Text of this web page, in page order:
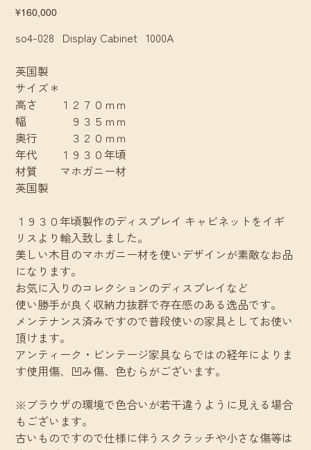
Price
¥160,000
so4-028 Display Cabinet 1000A
英国製
サイズ＊
高さ １２７０ｍｍ
幅 ９３５ｍｍ
奥行 ３２０ｍｍ
年代 １９３０年頃
材質 マホガニー材
英国製
１９３０年頃製作のディスプレイ キャビネットをイギ
リスより輸入致しました。
美しい木目のマホガニー材を使いデザインが素敵なお品
になります。
お気に入りのコレクションのディスプレイなど
使い勝手が良く収納力抜群で存在感のある逸品です。
メンテナンス済みですので普段使いの家具としてお使い
頂けます。
アンティーク・ビンテージ家具ならではの経年によりま
す使用傷、凹み傷、色むらがございます。
※ブラウザの環境で色合いが若干違うように見える場合
もございます。
古いものですので仕様に伴うスクラッチや小さな傷等は